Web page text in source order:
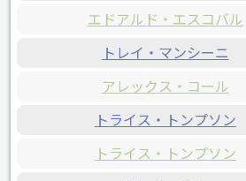
エドアルド・エスコバル
トレイ・マンシーニ
アレックス・コール
トライス・トンプソン
トライス・トンプソン